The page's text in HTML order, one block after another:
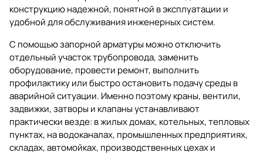
конструкцию надежной, понятной в эксплуатации и
удобной для обслуживания инженерных систем.
С помощью запорной арматуры можно отключить
отдельный участок трубопровода, заменить
оборудование, провести ремонт, выполнить
профилактику или быстро остановить подачу среды в
аварийной ситуации. Именно поэтому краны, вентили,
задвижки, затворы и клапаны устанавливают
практически везде: в жилых домах, котельных, тепловых
пунктах, на водоканалах, промышленных предприятиях,
складах, автомойках, производственных цехах и